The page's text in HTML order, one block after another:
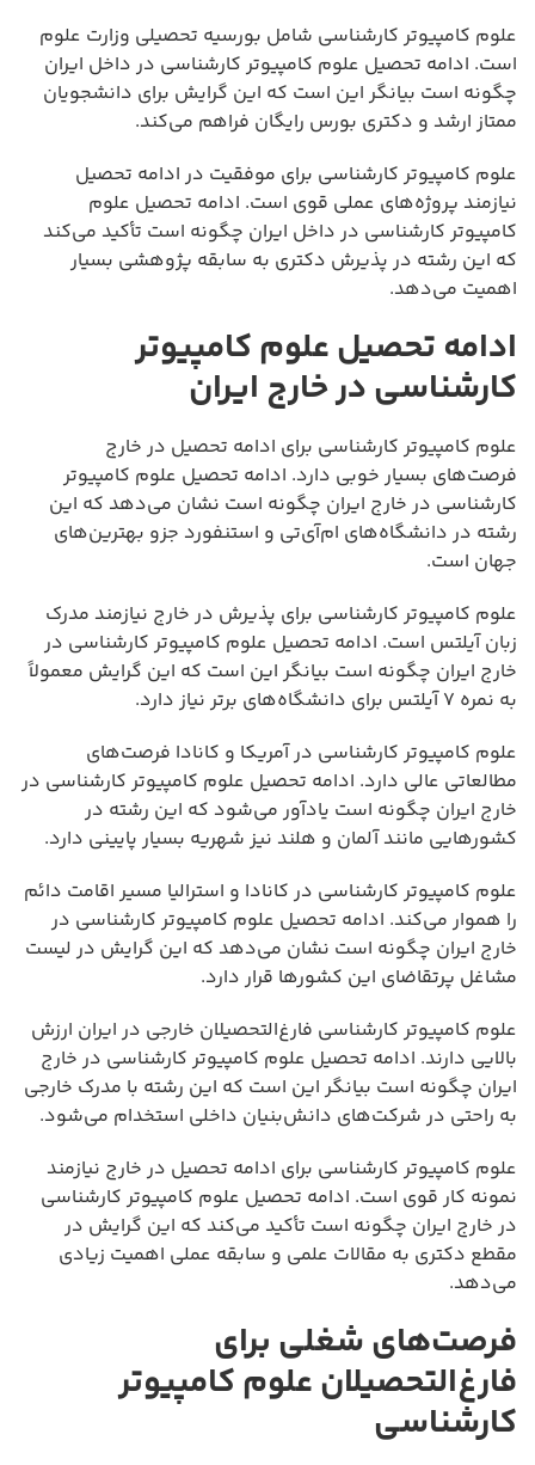
علوم کامپیوتر کارشناسی شامل بورسیه تحصیلی وزارت علوم
است. ادامه تحصیل علوم کامپیوتر کارشناسی در داخل ایران
چگونه است بیانگر این است که این گرایش برای دانشجویان
ممتاز ارشد و دکتری بورس رایگان فراهم می‌کند.
علوم کامپیوتر کارشناسی برای موفقیت در ادامه تحصیل
نیازمند پروژه‌های عملی قوی است. ادامه تحصیل علوم
کامپیوتر کارشناسی در داخل ایران چگونه است تأکید می‌کند
که این رشته در پذیرش دکتری به سابقه پژوهشی بسیار
اهمیت می‌دهد.
ادامه تحصیل علوم کامپیوتر
کارشناسی در خارج ایران
علوم کامپیوتر کارشناسی برای ادامه تحصیل در خارج
فرصت‌های بسیار خوبی دارد. ادامه تحصیل علوم کامپیوتر
کارشناسی در خارج ایران چگونه است نشان می‌دهد که این
رشته در دانشگاه‌های ام‌آی‌تی و استنفورد جزو بهترین‌های
جهان است.
علوم کامپیوتر کارشناسی برای پذیرش در خارج نیازمند مدرک
زبان آیلتس است. ادامه تحصیل علوم کامپیوتر کارشناسی در
خارج ایران چگونه است بیانگر این است که این گرایش معمولاً
به نمره ۷ آیلتس برای دانشگاه‌های برتر نیاز دارد.
علوم کامپیوتر کارشناسی در آمریکا و کانادا فرصت‌های
مطالعاتی عالی دارد. ادامه تحصیل علوم کامپیوتر کارشناسی در
خارج ایران چگونه است یادآور می‌شود که این رشته در
کشورهایی مانند آلمان و هلند نیز شهریه بسیار پایینی دارد.
علوم کامپیوتر کارشناسی در کانادا و استرالیا مسیر اقامت دائم
را هموار می‌کند. ادامه تحصیل علوم کامپیوتر کارشناسی در
خارج ایران چگونه است نشان می‌دهد که این گرایش در لیست
مشاغل پرتقاضای این کشورها قرار دارد.
علوم کامپیوتر کارشناسی فارغ‌التحصیلان خارجی در ایران ارزش
بالایی دارند. ادامه تحصیل علوم کامپیوتر کارشناسی در خارج
ایران چگونه است بیانگر این است که این رشته با مدرک خارجی
به راحتی در شرکت‌های دانش‌بنیان داخلی استخدام می‌شود.
علوم کامپیوتر کارشناسی برای ادامه تحصیل در خارج نیازمند
نمونه کار قوی است. ادامه تحصیل علوم کامپیوتر کارشناسی
در خارج ایران چگونه است تأکید می‌کند که این گرایش در
مقطع دکتری به مقالات علمی و سابقه عملی اهمیت زیادی
می‌دهد.
فرصت‌های شغلی برای
فارغ‌التحصیلان علوم کامپیوتر
کارشناسی